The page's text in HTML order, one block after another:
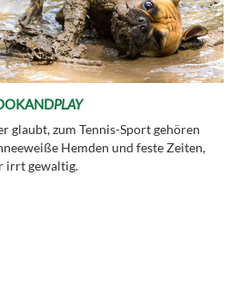
PLAY
glaubt, zum Tennis-Sport gehören
Hemden und feste Zeiten,
irrt gewaltig.